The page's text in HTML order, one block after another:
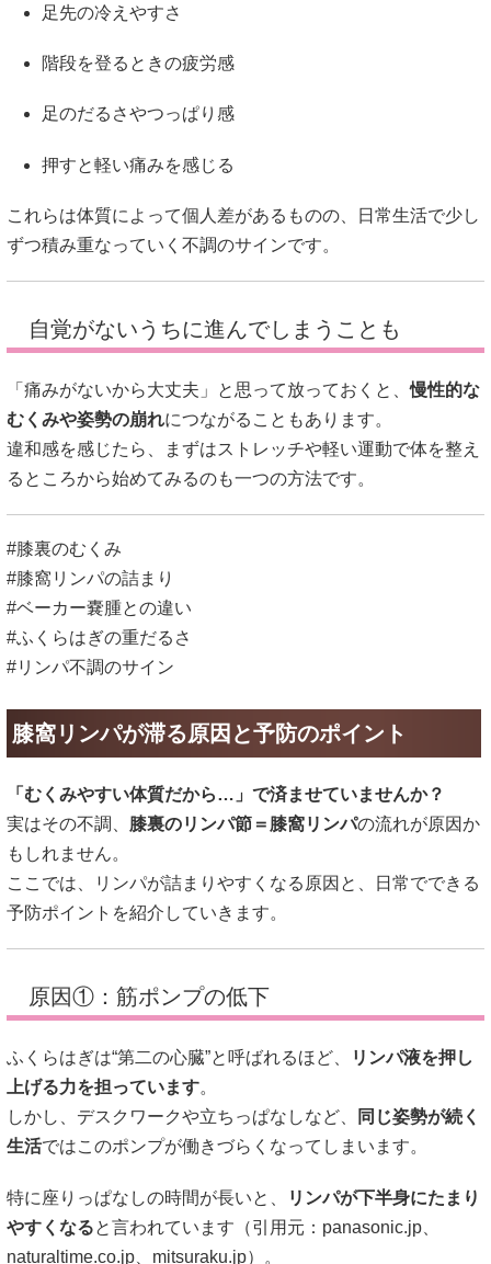
足先の冷えやすさ
階段を登るときの疲労感
足のだるさやつっぱり感
押すと軽い痛みを感じる
これらは体質によって個人差があるものの、日常生活で少し
ずつ積み重なっていく不調のサインです。
自覚がないうちに進んでしまうことも
「痛みがないから大丈夫」と思って放っておくと、慢性的な
むくみや姿勢の崩れにつながることもあります。
違和感を感じたら、まずはストレッチや軽い運動で体を整え
るところから始めてみるのも一つの方法です。
#膝裏のむくみ
#膝窩リンパの詰まり
#ベーカー嚢腫との違い
#ふくらはぎの重だるさ
#リンパ不調のサイン
膝窩リンパが滞る原因と予防のポイント
「むくみやすい体質だから…」で済ませていませんか？
実はその不調、 膝裏のリンパ節＝膝窩リンパの流れが原因か
もしれません。
ここでは、リンパが詰まりやすくなる原因と、日常でできる
予防ポイントを紹介していきます。
原因①：筋ポンプの低下
ふくらはぎは“第二の心臓”と呼ばれるほど、
リンパ液を押し
上げる力を担っています。
しかし、デスクワークや立ちっぱなしなど、
同じ姿勢が続く
生活ではこのポンプが働きづらくなってしまいます。
特に座りっぱなしの時間が長いと、
リンパが下半身にたまり
やすくなると言われています（引用元： panasonic.jp
naturaltime.co.jp
mitsuraku.jp）。